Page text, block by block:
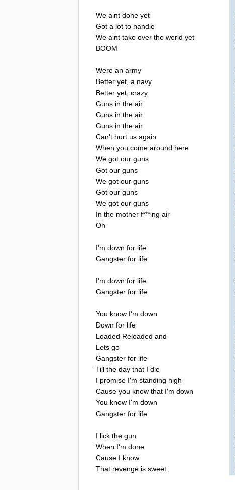
We aint done yet
Got a lot to handle
We aint take over the world yet
BOOM
Were an army
Better yet a navy
Better yet crazy
Guns in the air
Guns in the air
Guns in the air
Can't hurt us again
When you come around here
We got our guns
Got our guns
We got our guns
Got our guns
We got our guns
In the mother f***ing air
Oh
I'm down for life
Gangster for life
I'm down for life
Gangster for life
You know I'm down
Down for life
Loaded Reloaded and
Lets go
Gangster for life
Till the day that I die
I promise I'm standing high
Cause you know that I'm down
You know I'm down
Gangster for life
I lick the gun
When I'm done
Cause I know
That revenge is sweet